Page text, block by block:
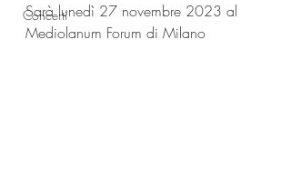
Concerti
Sarà lunedì 27 novembre 2023 al
Mediolanum Forum di Milano